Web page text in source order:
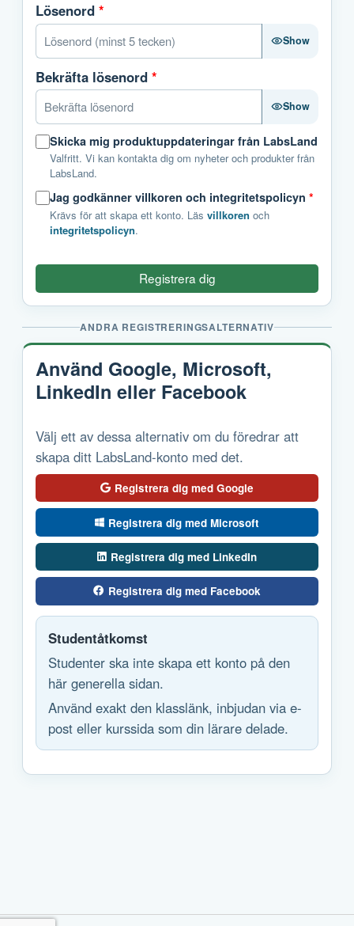
Lösenord *
Show
Bekräfta lösenord *
Show
Skicka mig produktuppdateringar från LabsLand
Valfritt. Vi kan kontakta dig om nyheter och produkter från
LabsLand.
Jag godkänner villkoren och integritetspolicyn *
Krävs för att skapa ett konto. Läs villkoren och
integritetspolicyn.
Registrera dig
ANDRA REGISTRERINGSALTERNATIV
Använd Google, Microsoft,
LinkedIn eller Facebook
Välj ett av dessa alternativ om du föredrar att
skapa ditt LabsLand-konto med det.
Registrera dig med Google
Registrera dig med Microsoft
Registrera dig med LinkedIn
Registrera dig med Facebook
Studentåtkomst
Studenter ska inte skapa ett konto på den
här generella sidan.
Använd exakt den klasslänk, inbjudan via e-
post eller kurssida som din lärare delade.